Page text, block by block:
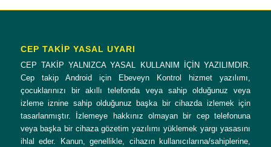
CEP TAKİP YASAL UYARI
CEP TAKİP YALNIZCA YASAL KULLANIM İÇİN YAZILIMDIR.
Cep takip Android için Ebeveyn Kontrol hizmet yazılımı,
çocuklarınızı bir akıllı telefonda veya sahip olduğunuz veya
izleme iznine sahip olduğunuz başka bir cihazda izlemek için
tasarlanmıştır. İzlemeye hakkınız olmayan bir cep telefonuna
veya başka bir cihaza gözetim yazılımı yüklemek yargı yasasını
ihlal eder. Kanun, genellikle, cihazın kullanıcılarına/sahiplerine,